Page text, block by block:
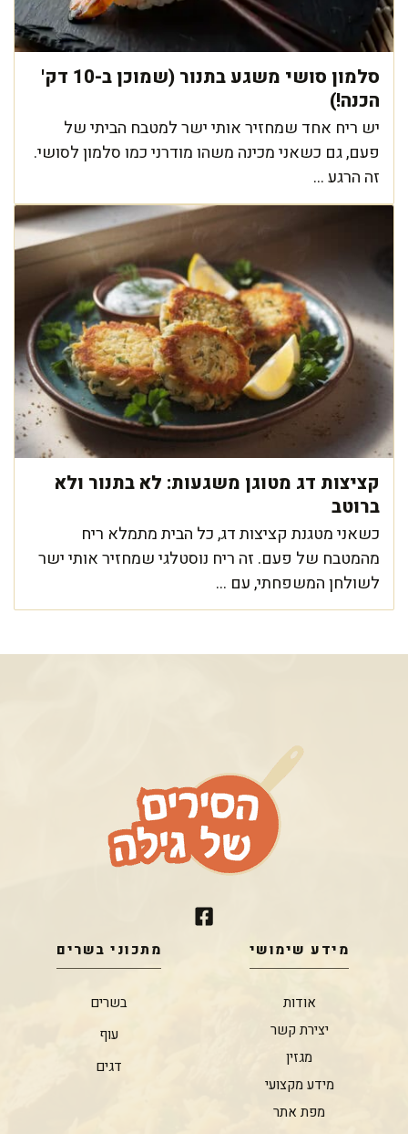
סלמון סושי משגע בתנור (שמוכן ב-10 דק'
הכנה!)
יש ריח אחד שמחזיר אותי ישר למטבח הביתי של
פעם, גם כשאני מכינה משהו מודרני כמו סלמון לסושי.
זה הרגע ...
קציצות דג מטוגן משגעות: לא בתנור ולא
ברוטב
כשאני מטגנת קציצות דג, כל הבית מתמלא ריח
מהמטבח של פעם. זה ריח נוסטלגי שמחזיר אותי ישר
לשולחן המשפחתי, עם ...
מידע שימושי
אודות
יצירת קשר
מגזין
מידע מקצועי
מפת אתר
מתכוני בשרים
בשרים
עוף
דגים